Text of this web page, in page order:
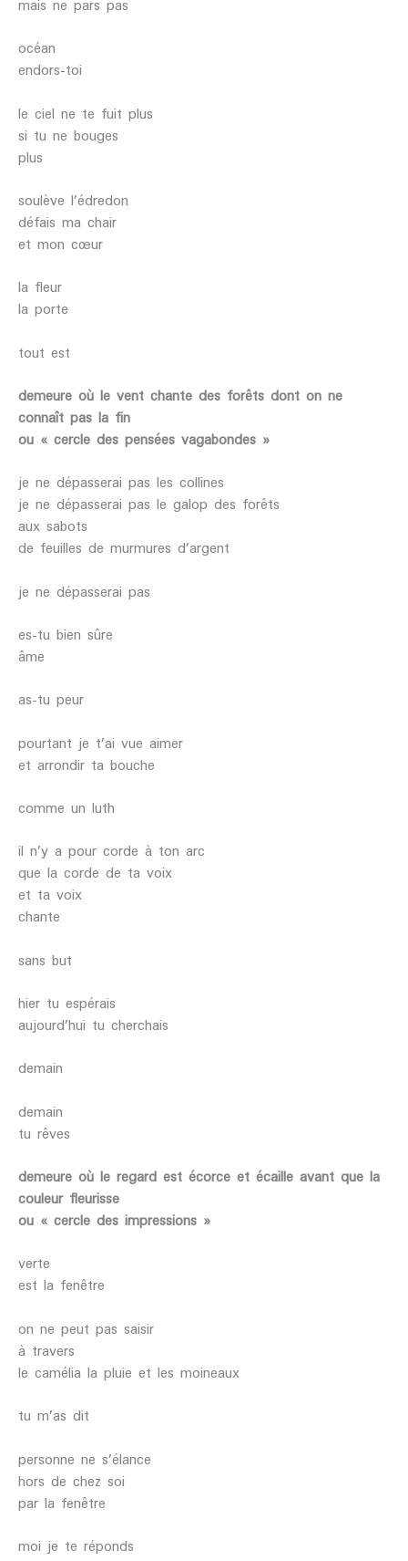
océan
endors-toi
le ciel ne te fuit plus
si tu ne bouges
plus
soulève l’édredon
défais ma chair
et mon cœur
la fleur
la porte
tout est
demeure où le vent chante des forêts dont on ne
connaît pas la fin
ou « cercle des pensées vagabondes »
je ne dépasserai pas les collines
je ne dépasserai pas le galop des forêts
aux sabots
de feuilles de murmures d’argent
je ne dépasserai pas
es-tu bien sûre
âme
as-tu peur
pourtant je t’ai vue aimer
et arrondir ta bouche
comme un luth
il n’y a pour corde à ton arc
que la corde de ta voix
et ta voix
chante
sans but
hier tu espérais
aujourd’hui tu cherchais
demain
demain
tu rêves
demeure où le regard est écorce et écaille avant que la
couleur fleurisse
ou « cercle des impressions »
verte
est la fenêtre
on ne peut pas saisir
à travers
le camélia la pluie et les moineaux
tu m’as dit
personne ne s’élance
hors de chez soi
par la fenêtre
moi je te réponds